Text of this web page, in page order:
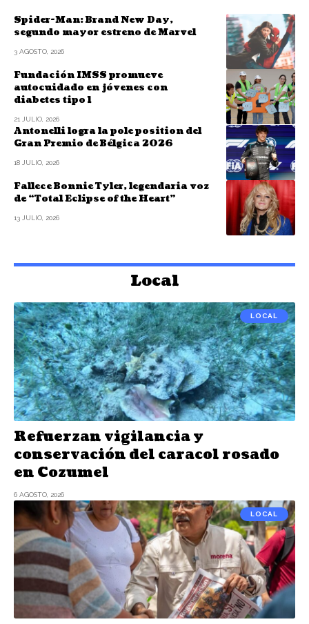
Spider-Man: Brand New Day,
segundo mayor estreno de Marvel
3 AGOSTO, 2026
Fundación IMSS promueve
autocuidado en jóvenes con
diabetes tipo 1
21 JULIO, 2026
Antonelli logra la pole position del
Gran Premio de Bélgica 2026
18 JULIO, 2026
Fallece Bonnie Tyler, legendaria voz
de “Total Eclipse of the Heart”
13 JULIO, 2026
Local
LOCAL
Refuerzan vigilancia y
conservación del caracol rosado
en Cozumel
6 AGOSTO, 2026
LOCAL